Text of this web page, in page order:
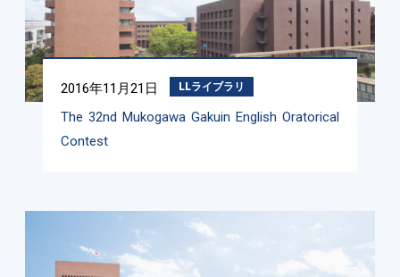
2016年11月21日 LLライブラリ
The 32nd Mukogawa Gakuin English Oratorical
Contest